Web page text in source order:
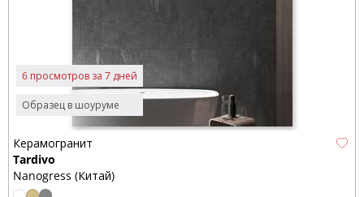
Образец в шоуруме
6 просмотров за 7 дней
Керамогранит
Tardivo
Nanogress (Китай)